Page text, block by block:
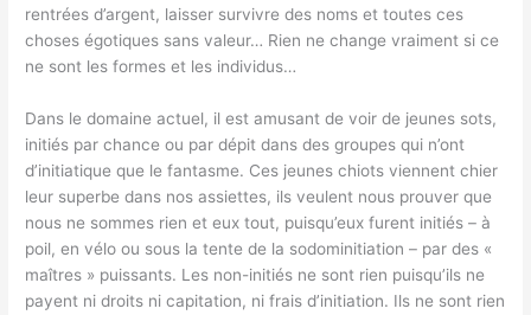
rentrées d’argent, laisser survivre des noms et toutes ces
choses égotiques sans valeur… Rien ne change vraiment si ce
ne sont les formes et les individus…
Dans le domaine actuel, il est amusant de voir de jeunes sots,
initiés par chance ou par dépit dans des groupes qui n’ont
d’initiatique que le fantasme. Ces jeunes chiots viennent chier
leur superbe dans nos assiettes, ils veulent nous prouver que
nous ne sommes rien et eux tout, puisqu’eux furent initiés – à
poil, en vélo ou sous la tente de la sodominitiation – par des «
maîtres » puissants. Les non-initiés ne sont rien puisqu’ils ne
payent ni droits ni capitation, ni frais d’initiation. Ils ne sont rien